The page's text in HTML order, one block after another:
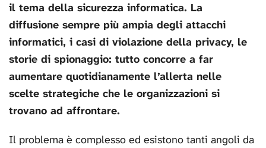
il tema della sicurezza informatica. La
diffusione sempre più ampia degli attacchi
informatici, i casi di violazione della privacy, le
storie di spionaggio: tutto concorre a far
aumentare quotidianamente l’allerta nelle
scelte strategiche che le organizzazioni si
trovano ad affrontare.
Il problema è complesso ed esistono tanti angoli da